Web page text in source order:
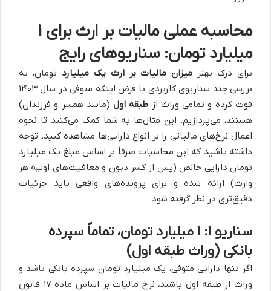
محاسبه عملی مالیات بر ارث برای ۱
میلیارد تومان: سناریوهای رایج
برای درک بهتر میزان مالیات بر ارث یک میلیارد تومان، به
بررسی چند سناریوی کاربردی با فرض اینکه متوفی در سال ۱۴۰۳
فوت کرده و تمامی وراث از طبقه اول(مانند همسر و فرزندان)
هستند، می‌پردازیم. این مثال‌ها به شما کمک می‌کنند تا نحوه
اعمال نرخ‌های مالیاتی را بر انواع دارایی‌ها مشاهده کنید. توجه
داشته باشید که این محاسبات صرفاً بر اساس مبلغ یک میلیارد
تومان دارایی خالص (پس از کسر دیون و معافیت‌های اولیه هر
وارث) ارائه شده و برای پرونده‌های واقعی باید جزئیات
دقیق‌تری در نظر گرفته شود.
سناریو ۱: ۱ میلیارد تومان، تماماً سپرده
بانکی (وراث طبقه اول)
اگر تنها دارایی متوفی، یک میلیارد تومان سپرده بانکی باشد و
وراث از طبقه اول باشند، نرخ مالیات بر اساس ماده ۱۷ قانون